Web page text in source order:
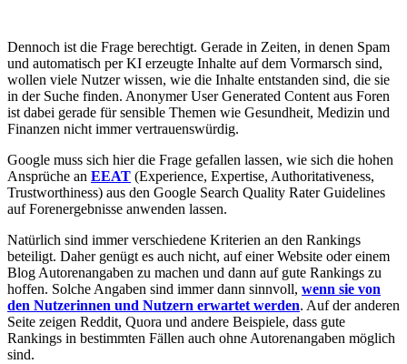
Dennoch ist die Frage berechtigt. Gerade in Zeiten, in denen Spam
und automatisch per KI erzeugte Inhalte auf dem Vormarsch sind,
wollen viele Nutzer wissen, wie die Inhalte entstanden sind, die sie
in der Suche finden. Anonymer User Generated Content aus Foren
ist dabei gerade für sensible Themen wie Gesundheit, Medizin und
Finanzen nicht immer vertrauenswürdig.
Google muss sich hier die Frage gefallen lassen, wie sich die hohen
Ansprüche an EEAT (Experience, Expertise, Authoritativeness,
Trustworthiness) aus den Google Search Quality Rater Guidelines
auf Forenergebnisse anwenden lassen.
Natürlich sind immer verschiedene Kriterien an den Rankings
beteiligt. Daher genügt es auch nicht, auf einer Website oder einem
Blog Autorenangaben zu machen und dann auf gute Rankings zu
hoffen. Solche Angaben sind immer dann sinnvoll, wenn sie von
den Nutzerinnen und Nutzern erwartet werden. Auf der anderen
Seite zeigen Reddit, Quora und andere Beispiele, dass gute
Rankings in bestimmten Fällen auch ohne Autorenangaben möglich
sind.